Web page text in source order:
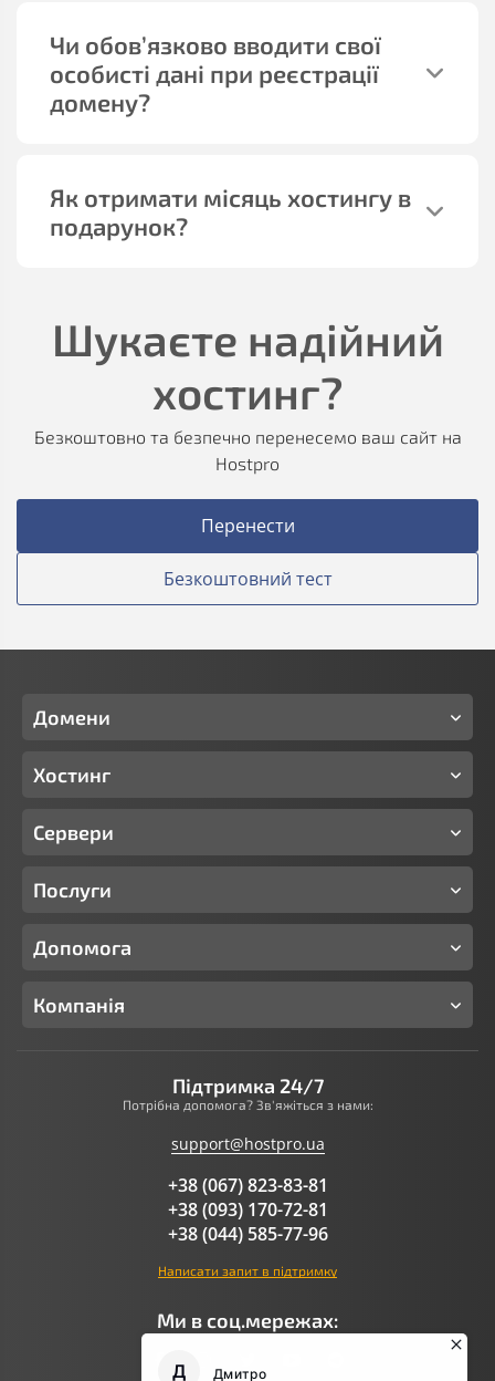
Чи обов’язково вводити свої
особисті дані при реєстрації
домену?
Як отримати місяць хостингу в
подарунок?
Шукаєте надійний
хостинг?
Безкоштовно та безпечно перенесемо ваш сайт на
Hostpro
Перенести
Безкоштовний тест
Домени
Хостинг
Сервери
Послуги
Допомога
Компанія
Підтримка 24/7
Потрібна допомога? Зв'яжіться з нами:
support@hostpro.ua
+38 (067) 823-83-81
+38 (093) 170-72-81
+38 (044) 585-77-96
Написати запит в підтримку
Ми в соц.мережах: